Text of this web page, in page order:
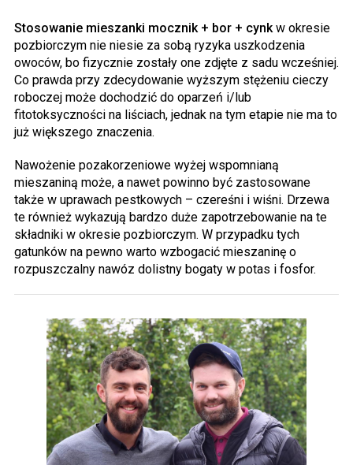
Stosowanie mieszanki mocznik + bor + cynkw okresie
pozbiorczym nie niesie za sobą ryzyka uszkodzenia
owoców, bo fizycznie zostały one zdjęte z sadu wcześniej.
Co prawda przy zdecydowanie wyższym stężeniu cieczy
roboczej może dochodzić do oparzeń i/lub
fitotoksyczności na liściach, jednak na tym etapie nie ma to
już większego znaczenia.
Nawożenie pozakorzeniowe wyżej wspomnianą
mieszaniną może, a nawet powinno być zastosowane
także w uprawach pestkowych – czereśni i wiśni. Drzewa
te również wykazują bardzo duże zapotrzebowanie na te
składniki w okresie pozbiorczym. W przypadku tych
gatunków na pewno warto wzbogacić mieszaninę o
rozpuszczalny nawóz dolistny bogaty w potas i fosfor.